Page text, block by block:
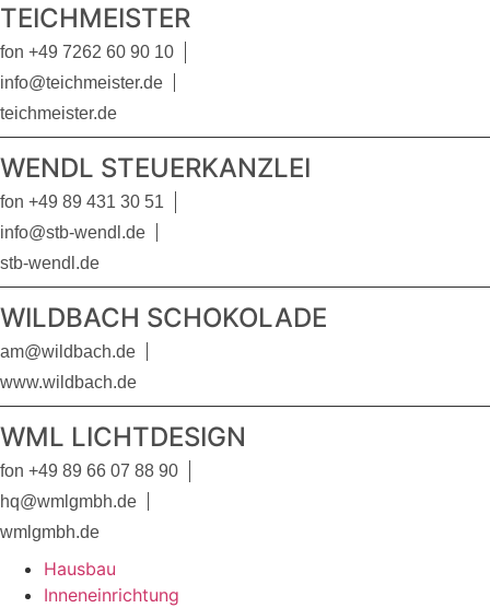
TEICHMEISTER
fon +49 7262 60 90 10
info@teichmeister.de
teichmeister.de
WENDL STEUERKANZLEI
fon +49 89 431 30 51
info@stb-wendl.de
stb-wendl.de
WILDBACH SCHOKOLADE
am@wildbach.de
www.wildbach.de
WML LICHTDESIGN
fon +49 89 66 07 88 90
hq@wmlgmbh.de
wmlgmbh.de
Hausbau
Inneneinrichtung